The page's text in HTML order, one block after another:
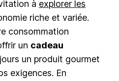
à explorer les
riche et variée.
consommation
un cadeau
un produit gourmet
exigences. En